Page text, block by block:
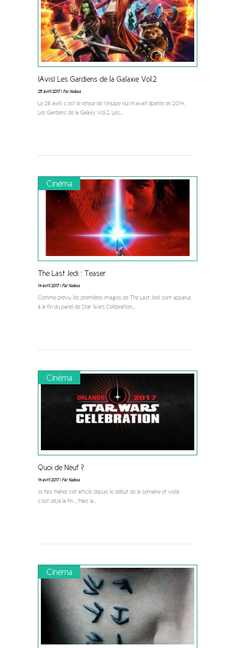
[Avis] Les Gardiens de la Galaxie Vol.2
25 avril 2017 |Par Nalexa
Le 26 avril, c’est le retour de l’équipe qui m’avait épatée en 2014,
Les Gardiens de la Galaxy Vol.2. Les...
Cinéma
The Last Jedi : Teaser
14 avril 2017 |Par Nalexa
Comme prévu, les premières images de The Last Jedi sont apparus
à la fin du panel de Star Wars Celebration....
Cinéma
Quoi de Neuf ?
14 avril 2017 |Par Nalexa
Je fais traîner cet article depuis le début de la semaine et voilà
c’est déjà la fin … Mais la...
Cinéma